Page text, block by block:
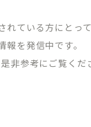
れている方にとって
を発信中です。
非参考にご覧くだ